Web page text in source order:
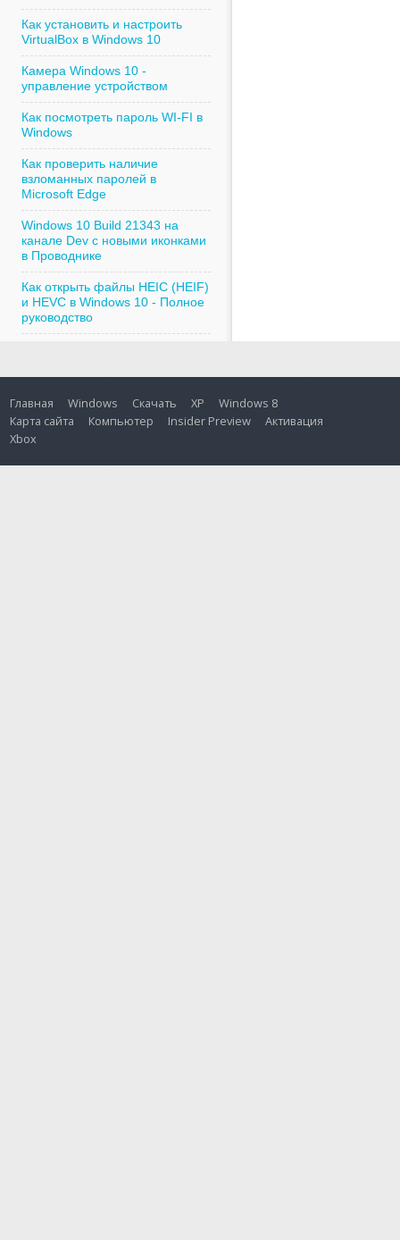
Как установить и настроить
VirtualBox в Windows 10
Камера Windows 10 -
управление устройством
Как посмотреть пароль WI-FI в
Windows
Как проверить наличие
взломанных паролей в
Microsoft Edge
Windows 10 Build 21343 на
канале Dev с новыми иконками
в Проводнике
Как открыть файлы HEIC (HEIF)
и HEVC в Windows 10 - Полное
руководство
Главная Windows Скачать XP
Windows 8
Карта сайта
Компьютер Insider Preview
Активация
Xbox